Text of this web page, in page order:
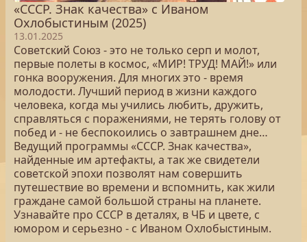
«СССР. Знак качества» с Иваном
Охлобыстиным (2025)
13.01.2025
Советский Союз - это не только серп и молот,
первые полеты в космос, «МИР! ТРУД! МАЙ!» или
гонка вооружения. Для многих это - время
молодости. Лучший период в жизни каждого
человека, когда мы учились любить, дружить,
справляться с поражениями, не терять голову от
побед и - не беспокоились о завтрашнем дне…
Ведущий программы «СССР. Знак качества»,
найденные им артефакты, а так же свидетели
советской эпохи позволят нам совершить
путешествие во времени и вспомнить, как жили
граждане самой большой страны на планете.
Узнавайте про СССР в деталях, в ЧБ и цвете, с
юмором и серьезно - с Иваном Охлобыстиным.